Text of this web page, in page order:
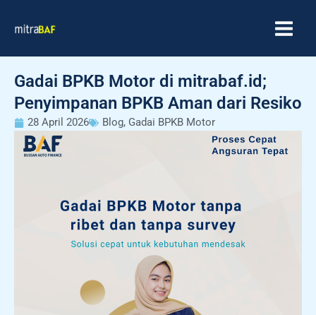
Gadai BPKB Motor di mitrabaf.id;
Penyimpanan BPKB Aman dari Resiko
28 April 2026 Blog, Gadai BPKB Motor